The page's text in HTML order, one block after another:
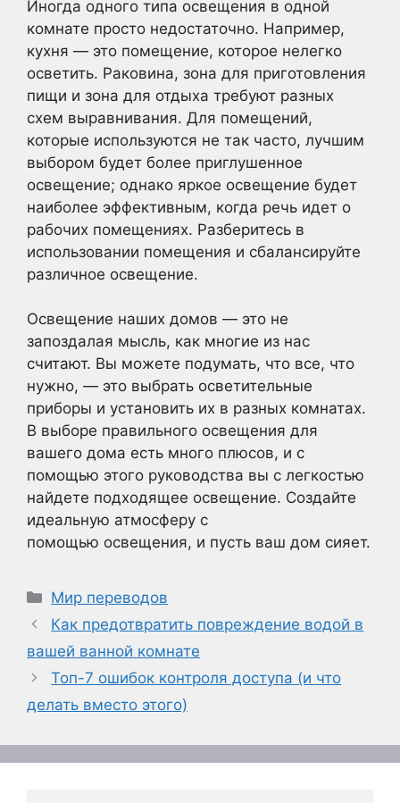
Иногда одного типа освещения в одной
комнате просто недостаточно. Например,
кухня — это помещение, которое нелегко
осветить. Раковина, зона для приготовления
пищи и зона для отдыха требуют разных
схем выравнивания. Для помещений,
которые используются не так часто, лучшим
выбором будет более приглушенное
освещение; однако яркое освещение будет
наиболее эффективным, когда речь идет о
рабочих помещениях. Разберитесь в
использовании помещения и сбалансируйте
различное освещение.
Освещение наших домов — это не
запоздалая мысль, как многие из нас
считают. Вы можете подумать, что все, что
нужно, — это выбрать осветительные
приборы и установить их в разных комнатах.
В выборе правильного освещения для
вашего дома есть много плюсов, и с
помощью этого руководства вы с легкостью
найдете подходящее освещение. Создайте
идеальную атмосферу с
помощью освещения, и пусть ваш дом сияет.
Рубрики
Мир переводов
Как предотвратить повреждение водой в
вашей ванной комнате
Топ-7 ошибок контроля доступа (и что
делать вместо этого)